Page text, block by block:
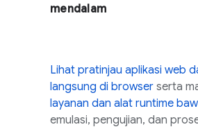
mendalam
Lihat pratinjau aplikasi web
langsung di browser serta
layanan dan alat runtime
emulasi, pengujian, dan